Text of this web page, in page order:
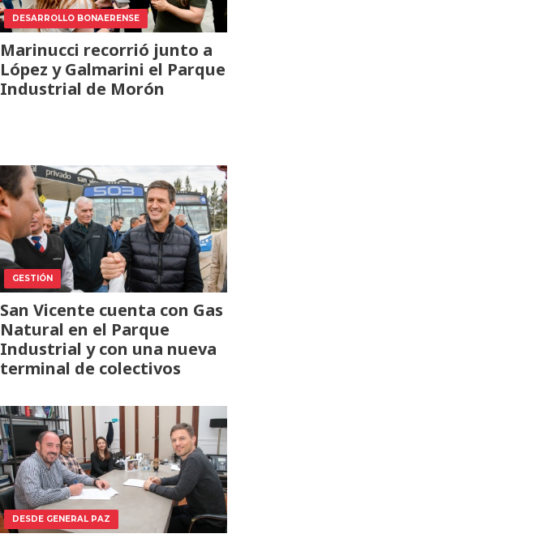
DESARROLLO BONAERENSE
Marinucci recorrió junto a
López y Galmarini el Parque
Industrial de Morón
GESTIÓN
San Vicente cuenta con Gas
Natural en el Parque
Industrial y con una nueva
terminal de colectivos
DESDE GENERAL PAZ